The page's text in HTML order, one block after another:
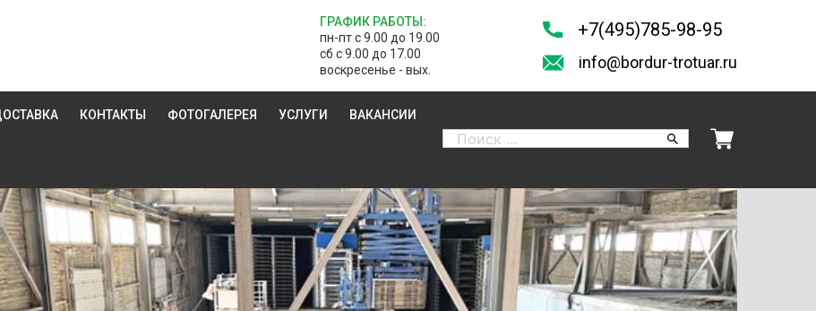
ГРАФИК РАБОТЫ:
пн-пт с 9.00 до 19.00
сб с 9.00 до 17.00
воскресенье - вых.
+7(495)785-98-95
info@bordur-trotuar.ru
КОНТАКТЫ ФОТОГАЛЕРЕЯ УСЛУГИ ВАКАНСИИ